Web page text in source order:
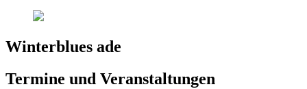
Winterblues ade
Termine und Veranstaltungen